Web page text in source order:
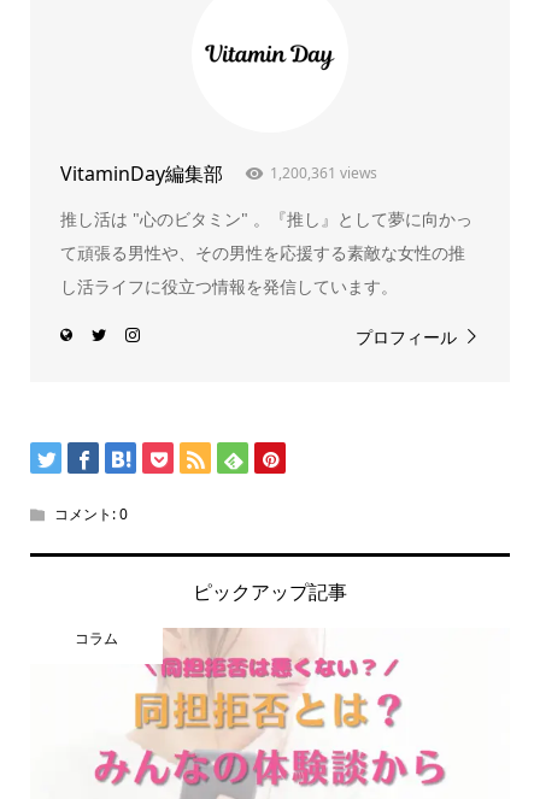
VitaminDay編集部 1,200,361 views
推し活は "心のビタミン" 。『推し』として夢に向かっ
て頑張る男性や、その男性を応援する素敵な女性の推
し活ライフに役立つ情報を発信しています。
プロフィール
コメント:0
ピックアップ記事
コラム